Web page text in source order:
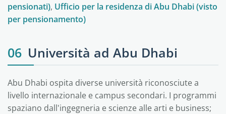
pensionati), Ufficio per la residenza di Abu Dhabi (visto
per pensionamento)
06 Università ad Abu Dhabi
Abu Dhabi ospita diverse università riconosciute a
livello internazionale e campus secondari. I programmi
spaziano dall'ingegneria e scienze alle arti e business;